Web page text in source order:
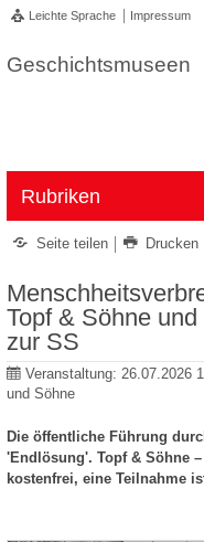
Leichte Sprache Impressum
Geschichtsmuseen
Rubriken
Seite teilen Drucken
Topf & Söhne
zur SS
Veranstaltung: 26.07.2026
und Söhne
Die öffentliche Führung
'Endlösung'. Topf & Söhne
kostenfrei, eine Teilnahme